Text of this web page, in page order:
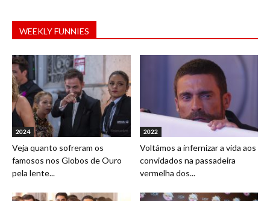
WEEKLY FUNNIES
2024
Veja quanto sofreram os
famosos nos Globos de Ouro
pela lente...
2022
Voltámos a infernizar a vida aos
convidados na passadeira
vermelha dos...